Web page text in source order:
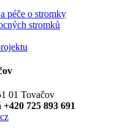
péče o stromky
stromků
01 Tovačov
+420 725 893 691